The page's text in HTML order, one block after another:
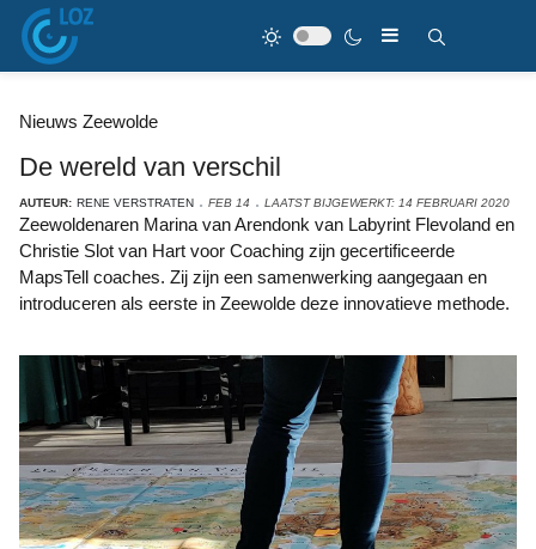
Nieuws Zeewolde
De wereld van verschil
AUTEUR: RENE VERSTRATEN FEB 14 LAATST BIJGEWERKT: 14 FEBRUARI 2020
Zeewoldenaren Marina van Arendonk van Labyrint Flevoland en
Christie Slot van Hart voor Coaching zijn gecertificeerde
MapsTell coaches. Zij zijn een samenwerking aangegaan en
introduceren als eerste in Zeewolde deze innovatieve methode.